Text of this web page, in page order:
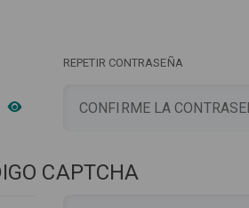
REPETIR CONTRASEÑA
CAPTCHA